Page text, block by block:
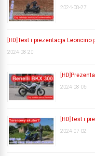
2024-08-27
[HD]Test i prezentacja Leoncino
2024-08-20
2024-08-06
[HD]Test i
2024-07-02